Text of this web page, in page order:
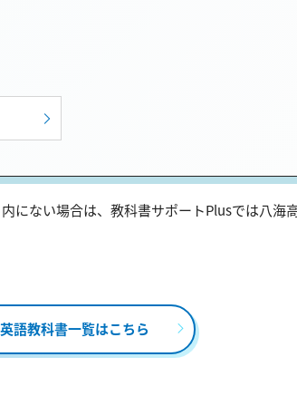
にない場合は、教科書サポートPlusでは八海
語教科書一覧はこちら